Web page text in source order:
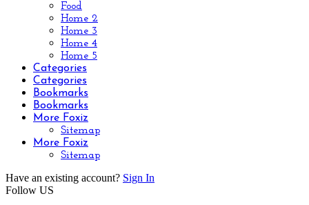
Food
Home 2
Home 3
Home 4
Home 5
Categories
Categories
Bookmarks
Bookmarks
More Foxiz
Sitemap
More Foxiz
Sitemap
Have an existing account? Sign In
Follow US